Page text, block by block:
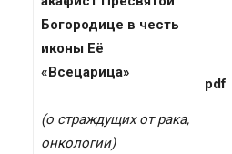
Богородице в честь
иконы Её
«Всецарица»
(о страждущих от рака,
онкологии)
pdf